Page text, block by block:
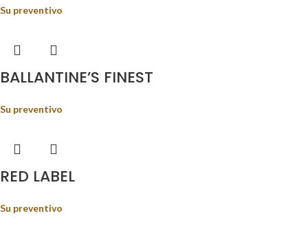
Su preventivo
BALLANTINE’S FINEST
Su preventivo
RED LABEL
Su preventivo